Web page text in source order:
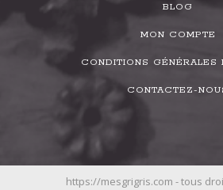
BLOG
MON COMPTE
CONDITIONS GÉNÉRALES
CONTACTEZ-
https://mesgrigris.com - tous